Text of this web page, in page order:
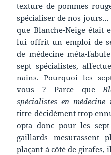
texture de pommes
spécialiser de nos jours…
que Blanche-Neige était
lui offrit un emploi de
de médecine méta-
sept spécialistes,
nains. Pourquoi les
vous ? Parce que
spécialistes en médecine
titre décidément trop
opta donc pour les
gaillards mesurassent
plaçant à côté de girafes,